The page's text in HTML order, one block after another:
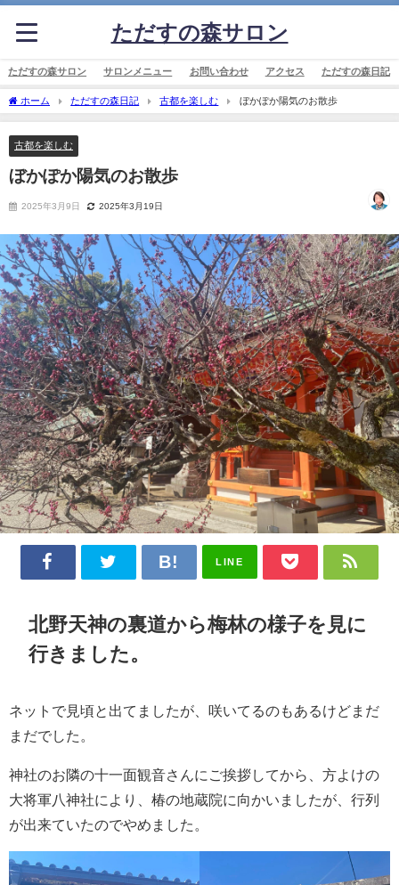
ただすの森サロン
ただすの森サロン サロンメニュー お問い合わせ アクセス ただすの森日記
ホーム ただすの森日記 古都を楽しむ ぼかぽか陽気のお散歩
古都を楽しむ
ぼかぽか陽気のお散歩
2025年3月9日 2025年3月19日
LINE
北野天神の裏道から梅林の様子を見に
行きました。
ネットで見頃と出てましたが、咲いてるのもあるけどまだ
まだでした。
神社のお隣の十一面観音さんにご挨拶してから、方よけの
大将軍八神社により、椿の地蔵院に向かいましたが、行列
が出来ていたのでやめました。